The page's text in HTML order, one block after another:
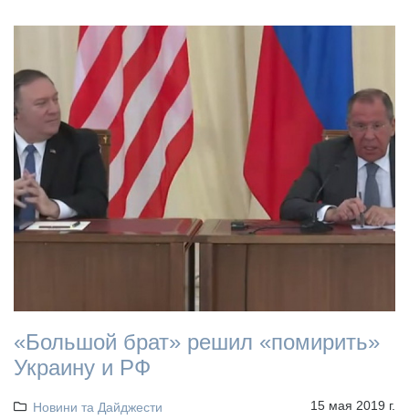
«Большой брат» решил «помирить»
Украину и РФ
Новини та Дайджести 15 мая 2019 г.